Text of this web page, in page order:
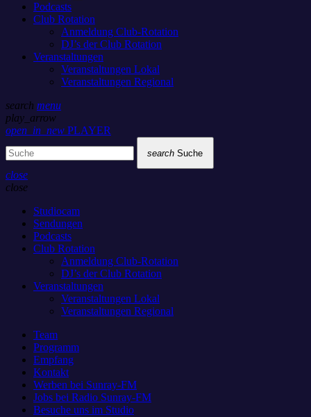
Podcasts
Club Rotation
Anmeldung Club-Rotation
DJ’s der Club Rotation
Veranstaltungen
Veranstaltungen Lokal
Veranstaltungen Regional
search menu
play_arrow
open_in_new PLAYER
search Suche
close
close
Studiocam
Sendungen
Podcasts
Club Rotation
Anmeldung Club-Rotation
DJ’s der Club Rotation
Veranstaltungen
Veranstaltungen Lokal
Veranstaltungen Regional
Team
Programm
Empfang
Kontakt
Werben bei Sunray-FM
Jobs bei Radio Sunray-FM
Besuche uns im Studio